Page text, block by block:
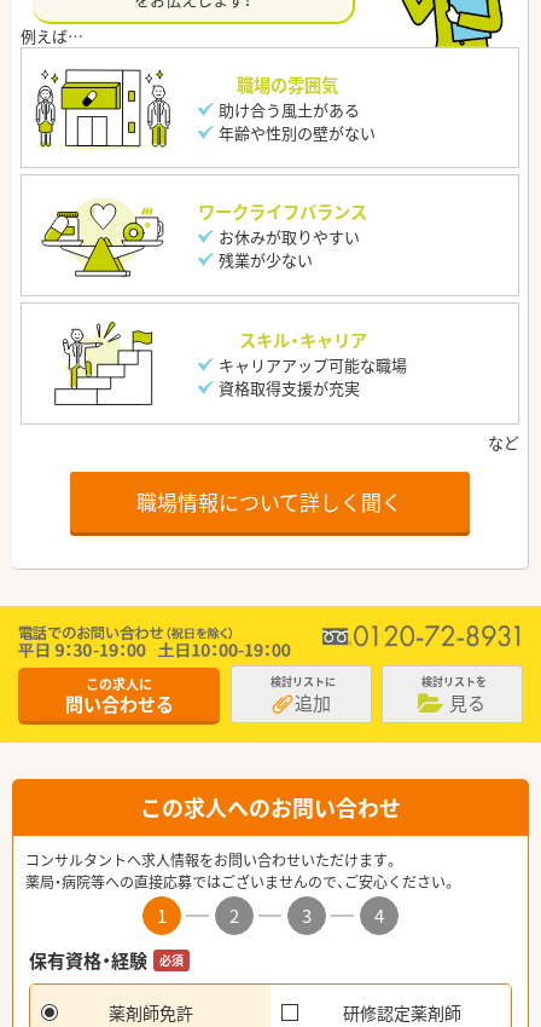
職場の雰囲気
助け合う風土がある
年齢や性別の壁がない
ワークライフバランス
お休みが取りやすい
残業が少ない
スキル・キャリア
キャリアアップ可能な職場
資格取得支援が充実
職場情報について詳しく聞く
この求人に
問い合わせる
検討リストに
追加
検討リストを
見る
この求人へのお問い合わせ
コンサルタントへ求人情報をお問い合わせいただけます。
薬局・病院等への直接応募ではございませんので、ご安心ください。
1 2 3
4
保有資格・経験
必須
薬剤師免許 研修認定薬剤師